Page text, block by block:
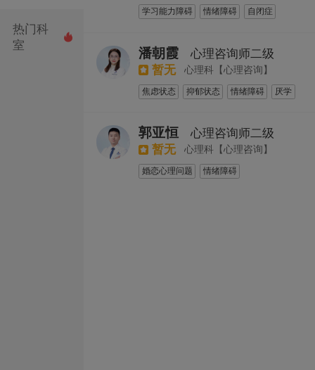
热门科
室

学习能力障碍 情绪障碍
自闭症
潘朝霞
心理咨询师二级
暂无
心理科【心理咨询】
焦虑状态 抑郁状态 情绪障碍
厌学
郭亚恒
心理咨询师二级
暂无
心理科【心理咨询】
婚恋心理问题 情绪障碍